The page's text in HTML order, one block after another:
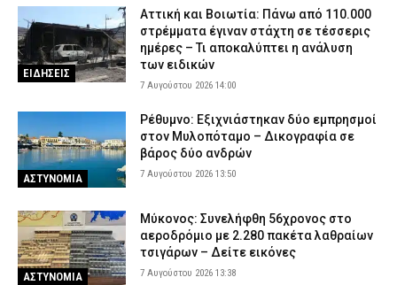
ΕΙΔΗΣΕΙΣ
Αττική και Βοιωτία: Πάνω από 110.000
στρέμματα έγιναν στάχτη σε τέσσερις
ημέρες – Τι αποκαλύπτει η ανάλυση
των ειδικών
7 Αυγούστου 2026 14:00
ΑΣΤΥΝΟΜΙΑ
Ρέθυμνο: Εξιχνιάστηκαν δύο εμπρησμοί
στον Μυλοπόταμο – Δικογραφία σε
βάρος δύο ανδρών
7 Αυγούστου 2026 13:50
ΑΣΤΥΝΟΜΙΑ
Μύκονος: Συνελήφθη 56χρονος στο
αεροδρόμιο με 2.280 πακέτα λαθραίων
τσιγάρων – Δείτε εικόνες
7 Αυγούστου 2026 13:38